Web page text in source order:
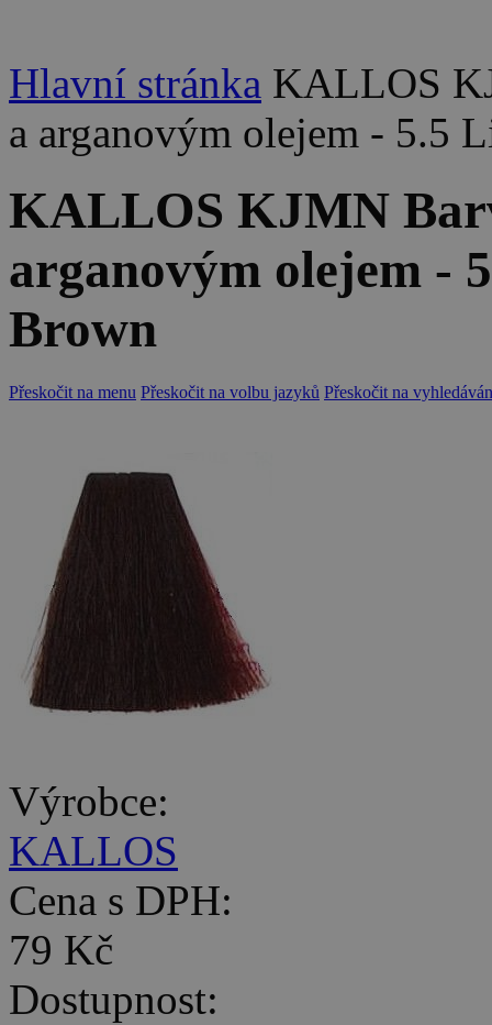
Hlavní stránka KALLOS
a arganovým olejem - 5.5
KALLOS KJMN
arganovým olejem -
Brown
Přeskočit na menu Přeskočit na volbu jazyků Přeskočit na
Výrobce:
KALLOS
Cena s DPH:
79 Kč
Dostupnost: